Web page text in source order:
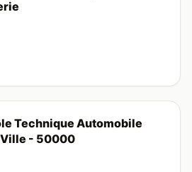
Technique Automobile
- 50000